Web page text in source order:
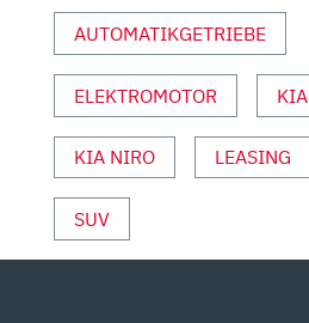
NIRO
EV
|
SITZPROBE
PETER
FISCHER“
VON
YOUTUBE
AUTOMATIKGETRIEBE
ELEKTROMOTOR KIA
KIA NIRO LEASING
SUV